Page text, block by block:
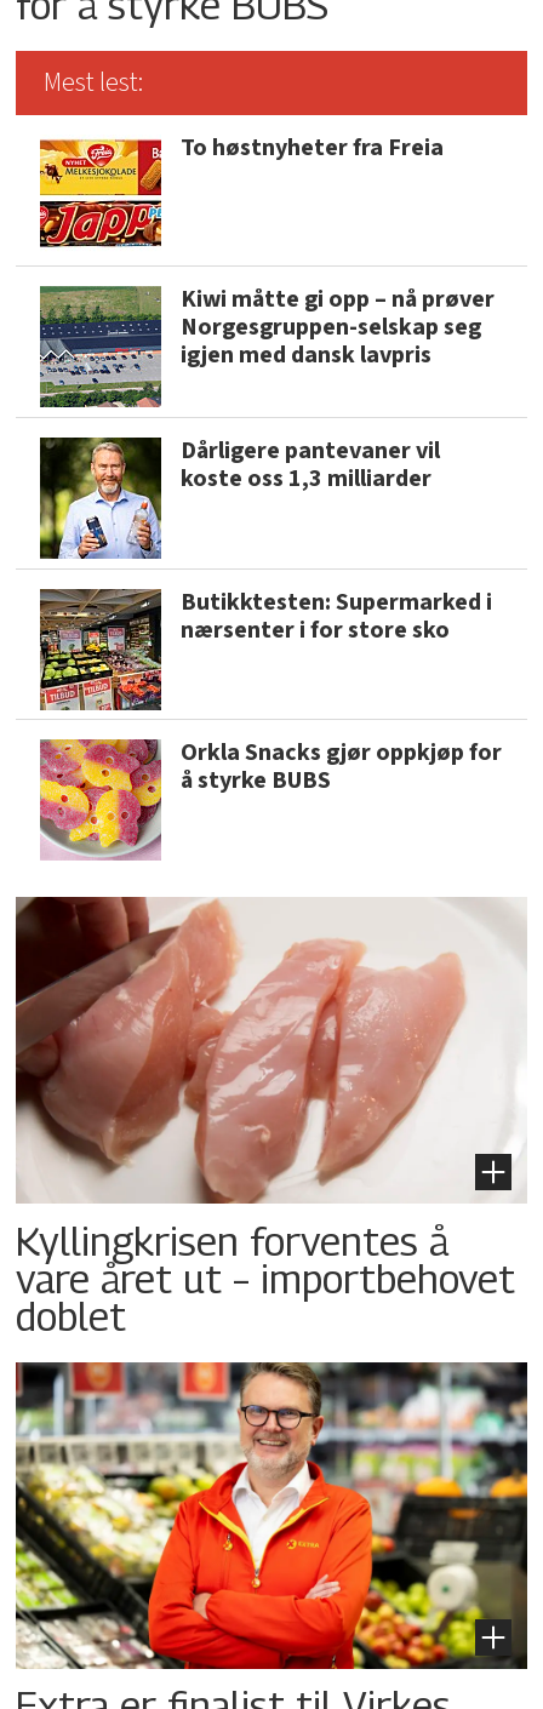
Mest lest:
To høstnyheter fra Freia
Kiwi måtte gi opp – nå prøver
Norgesgruppen-selskap seg
igjen med dansk lavpris
Dårligere pantevaner vil
koste oss 1,3 milliarder
Butikktesten: Supermarked i
nærsenter i for store sko
Orkla Snacks gjør oppkjøp for
å styrke BUBS
Kyllingkrisen forventes å
vare året ut – importbehovet
doblet